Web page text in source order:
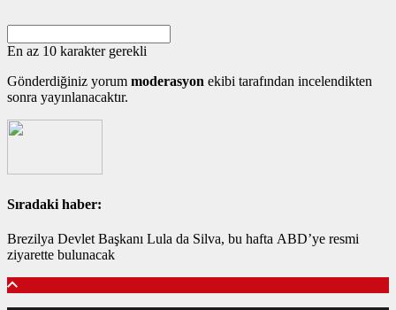
En az 10 karakter gerekli
Gönderdiğiniz yorum moderasyon ekibi tarafından incelendikten
sonra yayınlanacaktır.
Sıradaki haber:
Brezilya Devlet Başkanı Lula da Silva, bu hafta ABD’ye resmi
ziyarette bulunacak